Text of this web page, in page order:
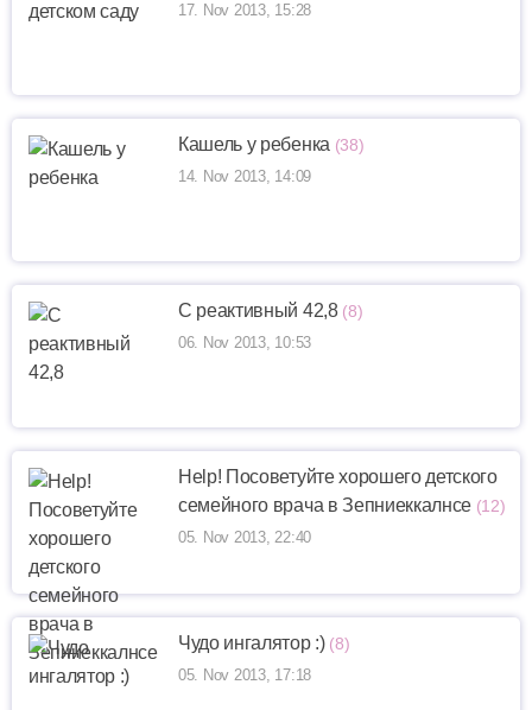
17. Nov 2013, 15:28
Кашель у ребенка (38)
14. Nov 2013, 14:09
C реактивный 42,8 (8)
06. Nov 2013, 10:53
Help! Посоветуйте хорошего детского
семейного врача в Зепниеккалнсе (12)
05. Nov 2013, 22:40
Чудо ингалятор :) (8)
05. Nov 2013, 17:18